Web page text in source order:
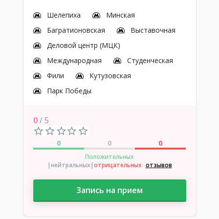
Шелепиха
Минская
Багратионовская
Выставочная
Деловой центр (МЦК)
Международная
Студенческая
Фили
Кутузовская
Парк Победы
0/ 5
0 0 0
Положительных
|нейтральных|отрицательных отзывов
Запись на прием